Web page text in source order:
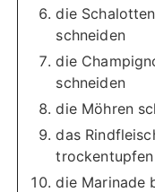
die
schneiden
die
schneiden
die Möhren
das
trockentupfen
die Marinade